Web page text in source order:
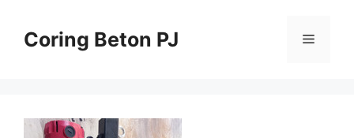
contentCoring Beton PJ Menu